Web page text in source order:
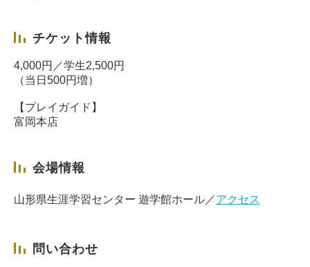
チケット情報
4,000円／学生2,500円
（当日500円増）
【プレイガイド】
富岡本店
会場情報
山形県生涯学習センター 遊学館ホール／アクセス
問い合わせ